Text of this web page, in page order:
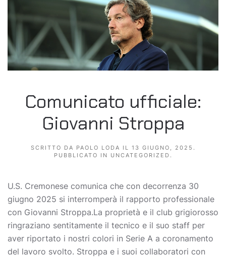
Comunicato ufficiale:
Giovanni Stroppa
SCRITTO DA PAOLO LODA IL 13 GIUGNO, 2025 .
PUBBLICATO IN UNCATEGORIZED .
U.S. Cremonese comunica che con decorrenza 30
giugno 2025 si interromperà il rapporto professionale
con Giovanni Stroppa.La proprietà e il club grigiorosso
ringraziano sentitamente il tecnico e il suo staff per
aver riportato i nostri colori in Serie A a coronamento
del lavoro svolto. Stroppa e i suoi collaboratori con